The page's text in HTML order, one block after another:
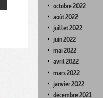
octobre 2022
août 2022
juillet 2022
juin 2022
mai 2022
avril 2022
mars 2022
janvier 2022
décembre 2021